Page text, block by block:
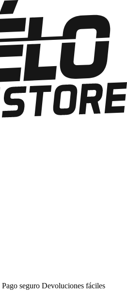
Pago seguro Devoluciones fáciles